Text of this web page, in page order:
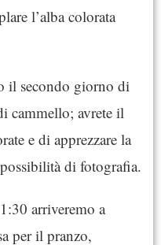
l’alba colorata
il secondo giorno di
cammello; avrete il
e di apprezzare la
di fotografia.
arriveremo a
per il pranzo,